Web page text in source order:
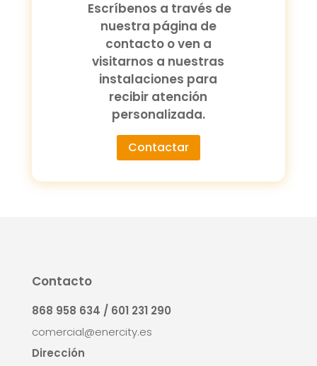
Escríbenos a través de
nuestra página de
contacto o ven a
visitarnos a nuestras
instalaciones para
recibir atención
personalizada.
Contactar
Contacto
868 958 634 / 601 231 290
comercial@enercity.es
Dirección